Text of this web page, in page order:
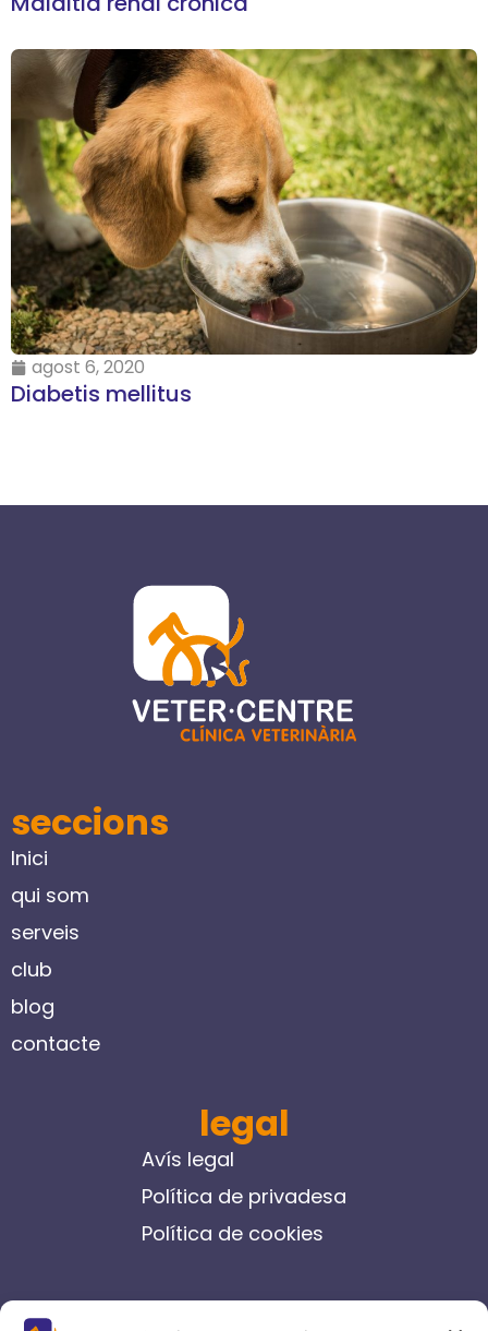
agost 6, 2020
Diabetis mellitus
seccions
Inici
qui som
serveis
club
blog
contacte
legal
Avís legal
Política de privadesa
Política de cookies
contacte